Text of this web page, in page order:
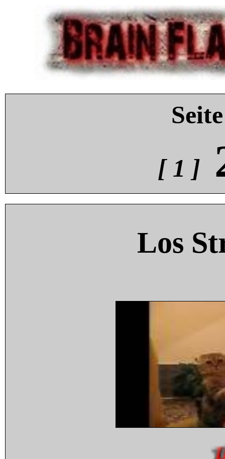
[ 1 ]
Los